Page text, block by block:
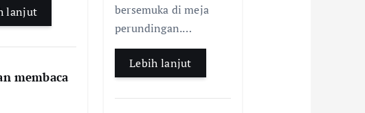
lanjut
membaca
bersemuka di meja
perundingan.…
Lebih lanjut